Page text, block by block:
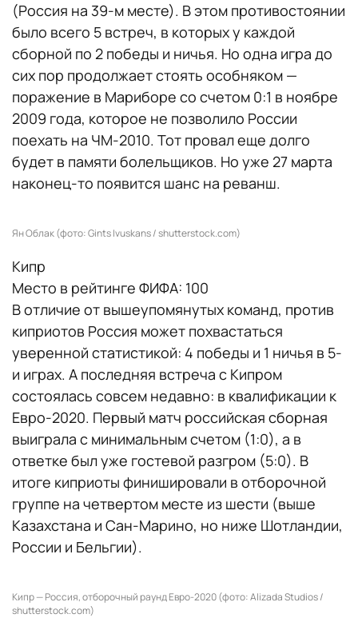
(Россия на 39-м месте). В этом противостоянии
было всего 5 встреч, в которых у каждой
сборной по 2 победы и ничья. Но одна игра до
сих пор продолжает стоять особняком —
поражение в Мариборе со счетом 0:1 в ноябре
2009 года, которое не позволило России
поехать на ЧМ-2010. Тот провал еще долго
будет в памяти болельщиков. Но уже 27 марта
наконец-то появится шанс на реванш.
Ян Облак (фото: Gints Ivuskans / shutterstock.com)
Кипр
Место в рейтинге ФИФА: 100
В отличие от вышеупомянутых команд, против
киприотов Россия может похвастаться
уверенной статистикой: 4 победы и 1 ничья в 5-
и играх. А последняя встреча с Кипром
состоялась совсем недавно: в квалификации к
Евро-2020. Первый матч российская сборная
выиграла с минимальным счетом (1:0), а в
ответке был уже гостевой разгром (5:0). В
итоге киприоты финишировали в отборочной
группе на четвертом месте из шести (выше
Казахстана и Сан-Марино, но ниже Шотландии,
России и Бельгии).
Кипр — Россия, отборочный раунд Евро-2020 (фото: Alizada Studios /
shutterstock.com)